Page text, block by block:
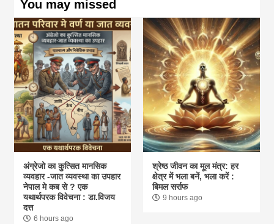
You may missed
अंग्रेजो का कुत्सित मानसिक
व्यवहार -जात व्यवस्था का उपहार
नेपाल मे कब से ? एक
यथार्थपरक विवेचना : डा.विजय
दत्त
6 hours ago
श्रेष्ठ जीवन का मूल मंत्र: हर
क्षेत्र में भला बनें, भला करें :
बिमल सर्राफ
9 hours ago